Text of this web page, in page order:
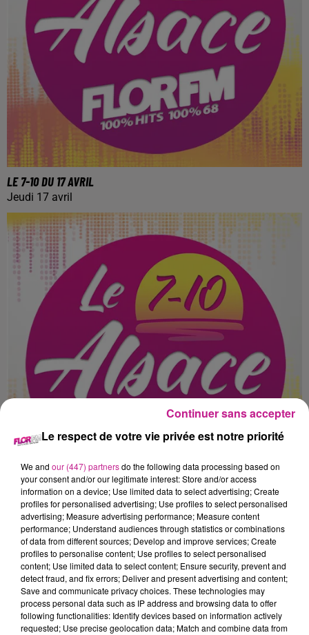
LE 7-10 DU 17 AVRIL
Jeudi 17 avril
LE 7-10 DU 16 AVRIL
Mercredi 16 avril
Le respect de votre vie privée est notre priorité
We and our (447) partnersdo the following data processing based on
your consent and/or our legitimate interest: Store and/or access
information on a device; Use limited data to select advertising; Create
profiles for personalised advertising; Use profiles to select personalised
advertising; Measure advertising performance; Measure content
performance; Understand audiences through statistics or combinations
of data from different sources; Develop and improve services; Create
profiles to personalise content; Use profiles to select personalised
content; Use limited data to select content; Ensure security, prevent and
detect fraud, and fix errors; Deliver and present advertising and content;
Save and communicate privacy choices. These technologies may
process personal data such as IP address and browsing data to offer
following functionalities: Identify devices based on information actively
requested; Use precise geolocation data; Match and combine data from
Continuer sans accepter